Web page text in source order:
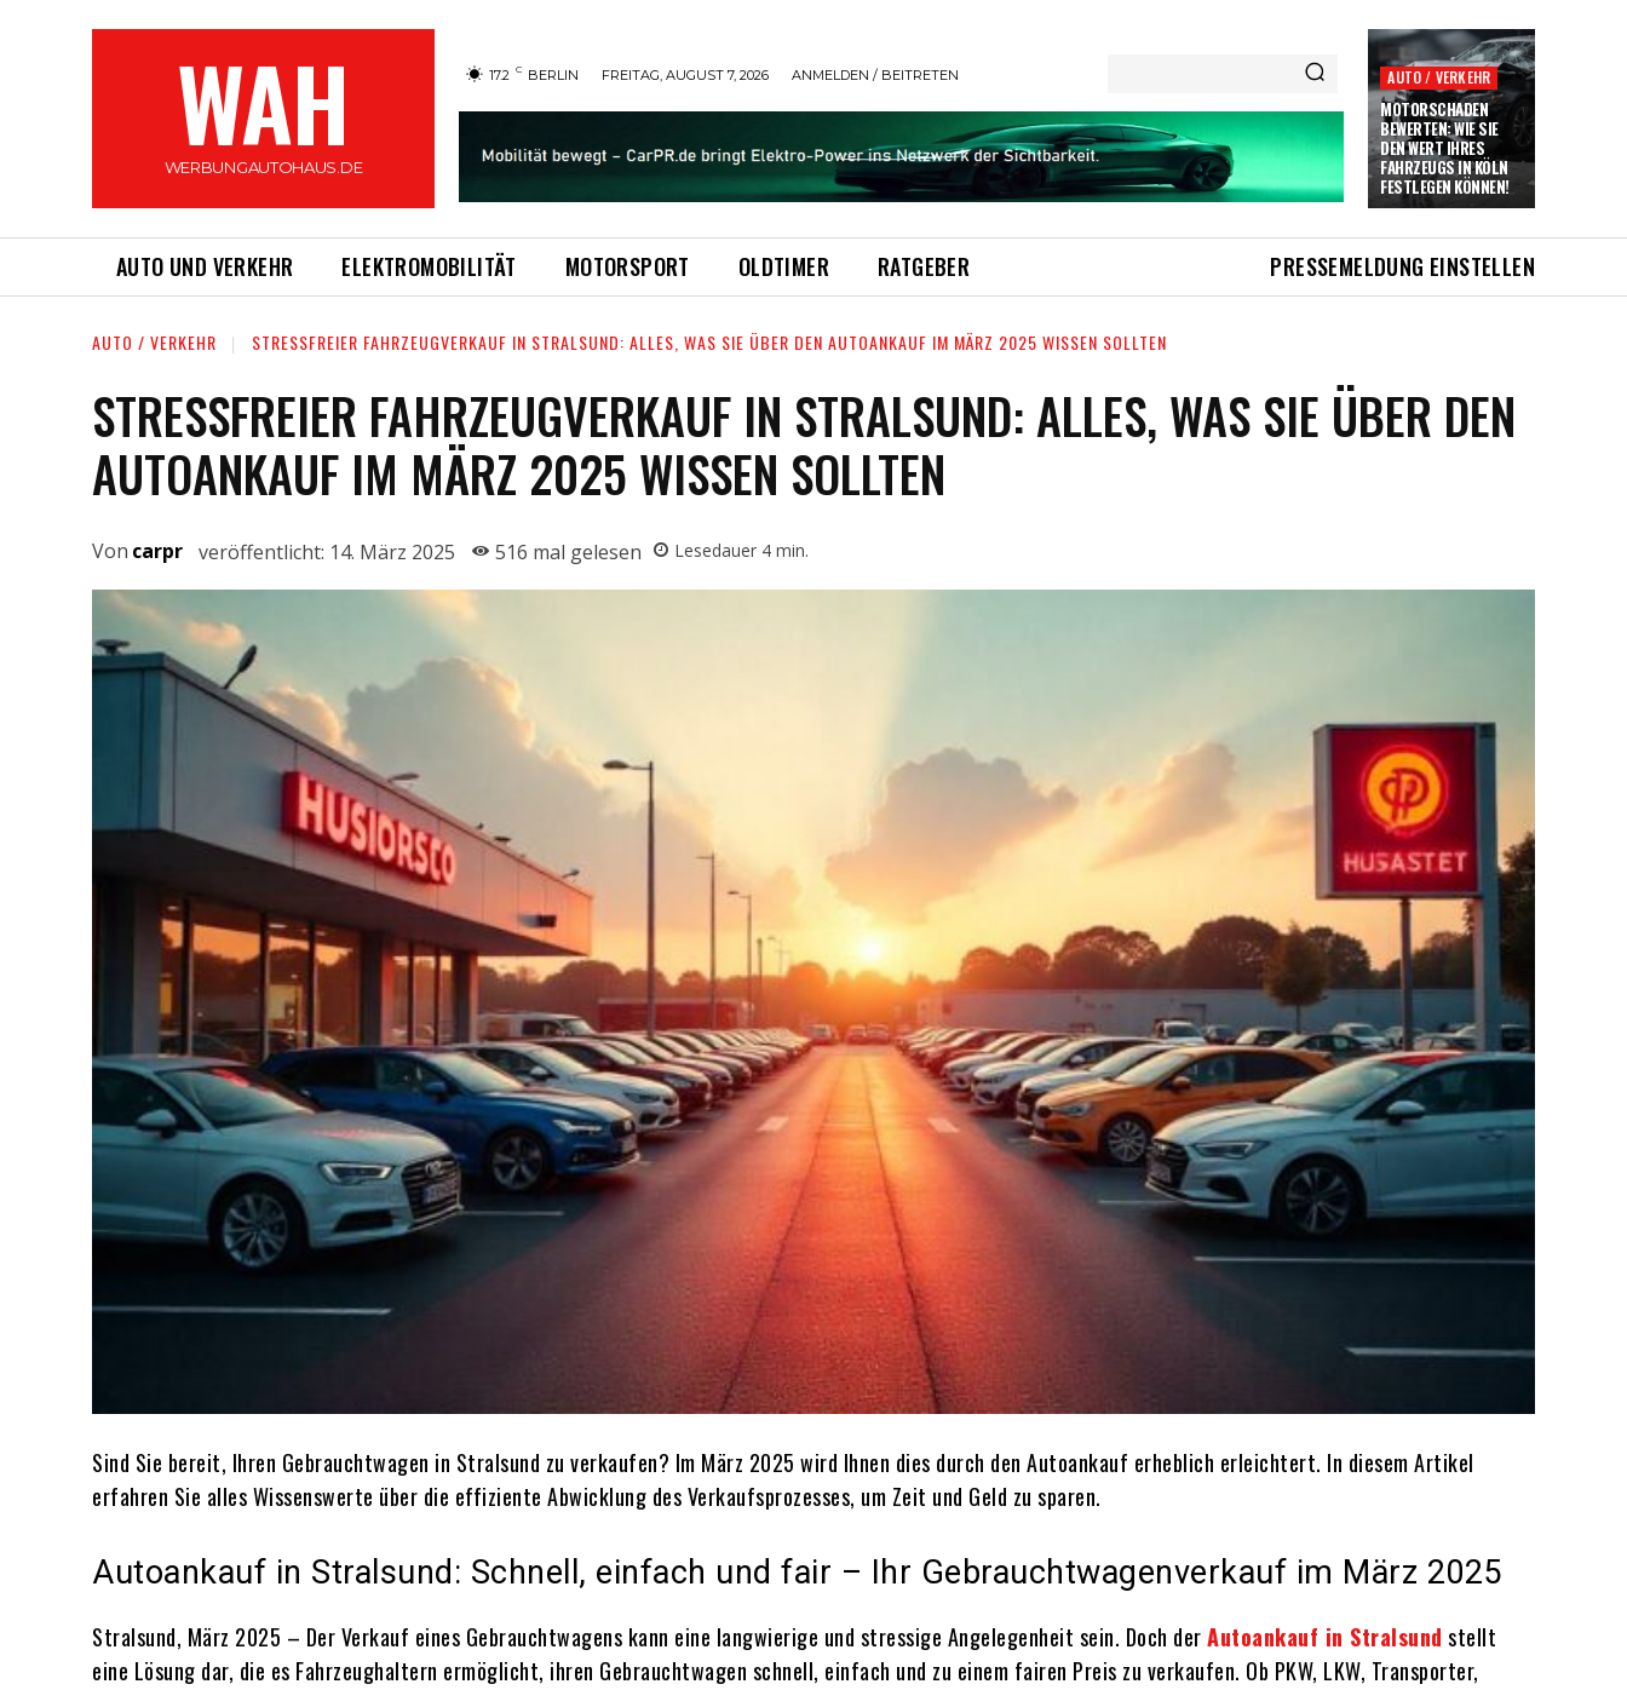
WAH
WERBUNGAUTOHAUS.DE
17.2 C BERLIN FREITAG, AUGUST 7, 2026 ANMELDEN / BEITRETEN AUTO / VERKEHR
MOTORSCHADEN
BEWERTEN: WIE SIE
DEN WERT IHRES
FAHRZEUGS IN KÖLN
FESTLEGEN KÖNNEN!
AUTO UND VERKEHR ELEKTROMOBILITÄT MOTORSPORT OLDTIMER RATGEBER PRESSEMELDUNG EINSTELLEN
AUTO / VERKEHR STRESSFREIER FAHRZEUGVERKAUF IN STRALSUND: ALLES, WAS SIE ÜBER DEN AUTOANKAUF IM MÄRZ 2025 WISSEN SOLLTEN
STRESSFREIER FAHRZEUGVERKAUF IN STRALSUND: ALLES, WAS SIE ÜBER DEN
AUTOANKAUF IM MÄRZ 2025 WISSEN SOLLTEN
Von carpr veröffentlicht: 14. März 2025 516 mal gelesen Lesedauer 4 min.
Sind Sie bereit, Ihren Gebrauchtwagen in Stralsund zu verkaufen? Im März 2025 wird Ihnen dies durch den Autoankauf erheblich erleichtert. In diesem Artikel
erfahren Sie alles Wissenswerte über die effiziente Abwicklung des Verkaufsprozesses, um Zeit und Geld zu sparen.
Autoankauf in Stralsund: Schnell, einfach und fair – Ihr Gebrauchtwagenverkauf im März 2025
Stralsund, März 2025 – Der Verkauf eines Gebrauchtwagens kann eine langwierige und stressige Angelegenheit sein. Doch derAutoankauf in Stralsund stellt
eine Lösung dar, die es Fahrzeughaltern ermöglicht, ihren Gebrauchtwagen schnell, einfach und zu einem fairen Preis zu verkaufen. Ob PKW, LKW, Transporter,